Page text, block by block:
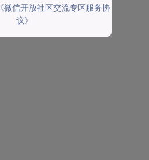
《微信开放社区交流专区服务协
议》